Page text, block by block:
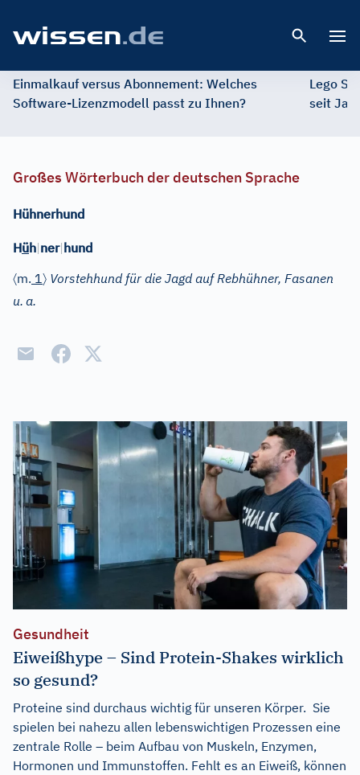
Einmalkauf versus Abonnement: Welches
Software-Lizenzmodell passt zu Ihnen?
Lego
seit
Großes Wörterbuch der deutschen Sprache
Hühnerhund
Hüh|ner|hund
〈m. 1〉 Vorstehhund für die Jagd auf Rebhühner, Fasanen
u. a.
Gesundheit
Eiweißhype – Sind Protein-Shakes wirklich
so gesund?
Proteine sind durchaus wichtig für unseren Körper. Sie
spielen bei nahezu allen lebenswichtigen Prozessen eine
zentrale Rolle – beim Aufbau von Muskeln, Enzymen,
Hormonen und Immunstoffen. Fehlt es an Eiweiß, können